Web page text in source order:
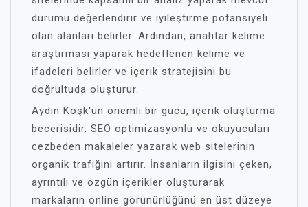
durumu değerlendirir ve iyileştirme potansiyeli
olan alanları belirler. Ardından, anahtar kelime
araştırması yaparak hedeflenen kelime ve
ifadeleri belirler ve içerik stratejisini bu
doğrultuda oluşturur.
Aydın Köşk'ün önemli bir gücü, içerik oluşturma
becerisidir. SEO optimizasyonlu ve okuyucuları
cezbeden makaleler yazarak web sitelerinin
organik trafiğini artırır. İnsanların ilgisini çeken,
ayrıntılı ve özgün içerikler oluşturarak
markaların online görünürlüğünü en üst düzeye